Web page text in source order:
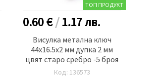
ТОП ПРОДУКТ
0.60 €/1.17лв.
Висулка метална ключ
44x16.5x2 мм дупка 2 мм
цвят старо сребро -5 броя
Код: 136573